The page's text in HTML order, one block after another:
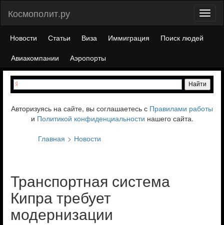
Космополит.ру
Новости Статьи Виза Иммиграция
Поиск людей
Авиакомпании
Аэропорты
Авторизуясь на сайте, вы соглашаетесь с Правилами работы
и Политикой конфиденциальности нашего сайта.
Главная
Новости
Транспортная система
Кипра требует
модернизации